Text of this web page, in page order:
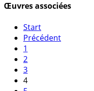
Œuvres associées
Start
Précédent
1
2
3
4